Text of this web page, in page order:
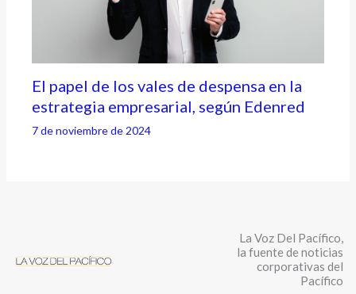
El papel de los vales de despensa en la
estrategia empresarial, según Edenred
7 de noviembre de 2024
La Voz Del Pacífico,
la fuente de noticias
corporativas del
Pacífico